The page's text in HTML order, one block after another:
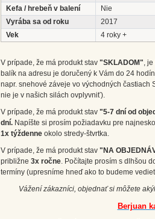
Kefa / hrebeň v balení
Nie
Vyrába sa od roku
2017
Vek
4 roky +
V prípade, že má produkt stav "SKLADOM",
balík na adresu je doručený k Vám do 24
napr. snehové záveje vo východných
nie je v našich silách ovplyvniť).
V prípade, že má produkt stav "5-7 dní od
dní. Napíšte si prosím požiadavku pre
1x týždenne okolo stredy-štvrtka.
V prípade, že má produkt stav "NA
približne 3x ročne. Počítajte prosím s dlhšou
termíny (upresníme hneď ako to budeme
Vážení zákazníci, objednať si môžete
Berjuan